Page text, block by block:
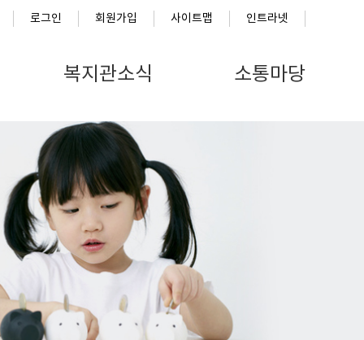
로그인 회원가입 사이트맵 인트라넷
복지관소식 소통마당